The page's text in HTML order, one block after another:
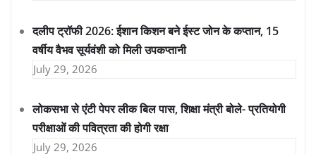
दलीप ट्रॉफी 2026: ईशान किशन बने ईस्ट जोन के कप्तान, 15
वर्षीय वैभव सूर्यवंशी को मिली उपकप्तानी
July 29, 2026
लोकसभा से एंटी पेपर लीक बिल पास, शिक्षा मंत्री बोले- प्रतियोगी
परीक्षाओं की पवित्रता की होगी रक्षा
July 29, 2026